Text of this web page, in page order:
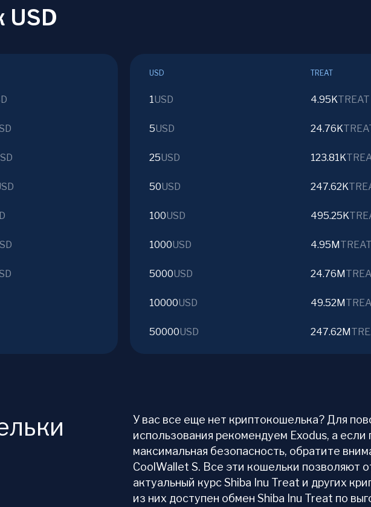
USD
USD TREAT
1USD 4.95KTREAT
5USD 24.76K
25USD 123.81K
50USD 247.62K
100USD 495.25K
1000USD 4.95MTREAT
5000USD 24.76M
10000USD 49.52M
50000USD 247.62M
У вас все еще нет криптокошелька? Для
использования рекомендуем Exodus, а
максимальная безопасность, обратите
CoolWallet S. Все эти кошельки позволяют
актуальный курс Shiba Inu Treat и других
из них доступен обмен Shiba Inu Treat по